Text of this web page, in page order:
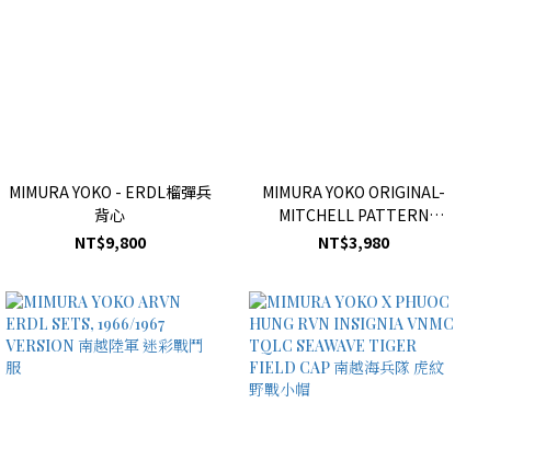
MIMURA YOKO - ERDL榴彈兵
背心
NT$9,800
MIMURA YOKO ORIGINAL-
MITCHELL PATTERN
TROUSERS
NT$3,980